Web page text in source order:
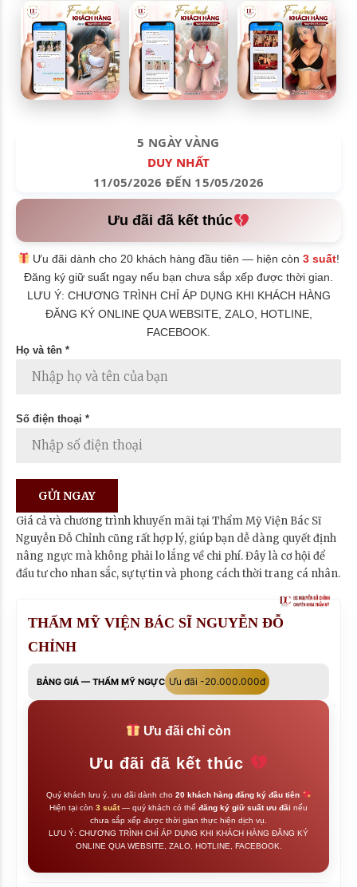
5 NGÀY VÀNG
DUY NHẤT
11/05/2026 ĐẾN 15/05/2026
Ưu đãi đã kết thúc
Ưu đãi dành cho 20 khách hàng đầu tiên — hiện còn3 suất!
Đăng ký giữ suất ngay nếu bạn chưa sắp xếp được thời gian.
LƯU Ý: CHƯƠNG TRÌNH CHỈ ÁP DỤNG KHI KHÁCH HÀNG
ĐĂNG KÝ ONLINE QUA WEBSITE, ZALO, HOTLINE,
FACEBOOK.
Họ và tên *
Số điện thoại *
Giá cả và chương trình khuyến mãi tại Thẩm Mỹ Viện Bác Sĩ
Nguyễn Đỗ Chỉnh cũng rất hợp lý, giúp bạn dễ dàng quyết định
nâng ngực mà không phải lo lắng về chi phí. Đây là cơ hội để
đầu tư cho nhan sắc, sự tự tin và phong cách thời trang cá nhân.
THẨM MỸ VIỆN BÁC SĨ NGUYỄN ĐỖ
CHỈNH
BẢNG GIÁ — THẨM MỸ NGỰC Ưu đãi -20.000.000đ
Ưu đãi chỉ còn
Ưu đãi đã kết thúc
Quý khách lưu ý, ưu đãi dành cho 20 khách hàng đăng ký đầu tiên
Hiện tại còn 3 suất— quý khách có thể đăng ký giữ suất ưu đãi nếu
chưa sắp xếp được thời gian thực hiện dịch vụ.
LƯU Ý: CHƯƠNG TRÌNH CHỈ ÁP DỤNG KHI KHÁCH HÀNG ĐĂNG KÝ
ONLINE QUA WEBSITE, ZALO, HOTLINE, FACEBOOK.